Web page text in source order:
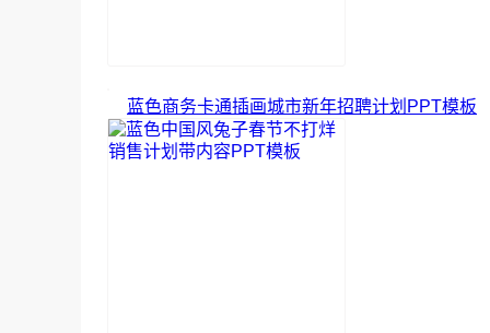
蓝色商务卡通插画城市新年招聘计划PPT模板